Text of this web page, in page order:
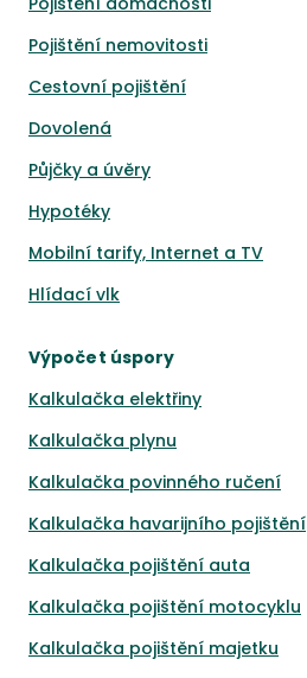
Pojištění nemovitosti
Cestovní pojištění
Dovolená
Půjčky a úvěry
Hypotéky
Mobilní tarify, Internet a TV
Hlídací vlk
Výpočet úspory
Kalkulačka elektřiny
Kalkulačka plynu
Kalkulačka povinného ručení
Kalkulačka havarijního pojištění
Kalkulačka pojištění auta
Kalkulačka pojištění motocyklu
Kalkulačka pojištění majetku